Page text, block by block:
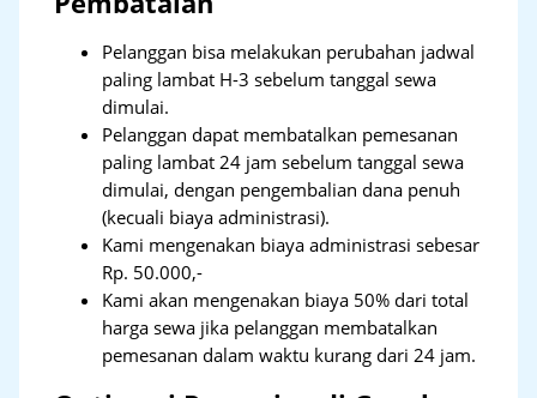
Pelanggan bisa melakukan perubahan jadwal
paling lambat H-3 sebelum tanggal sewa
dimulai.
Pelanggan dapat membatalkan pemesanan
paling lambat 24 jam sebelum tanggal sewa
dimulai, dengan pengembalian dana penuh
(kecuali biaya administrasi).
Kami mengenakan biaya administrasi sebesar
Rp. 50.000,-
Kami akan mengenakan biaya 50% dari total
harga sewa jika pelanggan membatalkan
pemesanan dalam waktu kurang dari 24 jam.